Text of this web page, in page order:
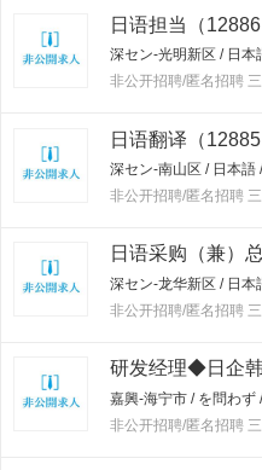
日语担当（12886
非公开招聘/匿名招聘
日语翻译（12885
非公开招聘/匿名招聘
日语采购（兼）
非公开招聘/匿名招聘
研发经理◆日企韩
嘉興-海宁市 / を問わず
非公开招聘/匿名招聘